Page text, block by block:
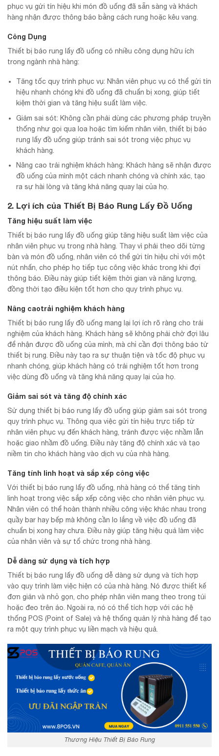
phục vụ gửi tín hiệu khi món đồ uống đã sẵn sàng và khách
hàng nhận được thông báo bằng cách rung hoặc kêu vang.
Công Dụng
Thiết bị báo rung lấy đồ uống có nhiều công dụng hữu ích
trong ngành nhà hàng:
Tăng tốc quy trình phục vụ: Nhân viên phục vụ có thể gửi tín
hiệu nhanh chóng khi đồ uống đã chuẩn bị xong, giúp tiết
kiệm thời gian và tăng hiệu suất làm việc.
Giảm sai sót: Không cần phải dùng các phương pháp truyền
thống như gọi qua loa hoặc tìm kiếm nhân viên, thiết bị báo
rung lấy đồ uống giúp tránh sai sót trong việc phục vụ
khách hàng.
Nâng cao trải nghiệm khách hàng: Khách hàng sẽ nhận được
đồ uống của mình một cách nhanh chóng và chính xác, tạo
ra sự hài lòng và tăng khả năng quay lại của họ.
2. Lợi ích của Thiết Bị Báo Rung Lấy Đồ Uống
Tăng hiệu suất làm việc
Thiết bị báo rung lấy đồ uống giúp tăng hiệu suất làm việc của
nhân viên phục vụ trong nhà hàng. Thay vì phải theo dõi từng
bàn và món đồ uống, nhân viên có thể gửi tín hiệu chỉ với một
nút nhấn, cho phép họ tiếp tục công việc khác trong khi đợi
thông báo. Điều này giúp tiết kiệm thời gian và năng lượng,
đồng thời tạo điều kiện tốt hơn cho quy trình phục vụ.
Nâng caotrải nghiệm khách hàng
Thiết bị báo rung lấy đồ uống mang lại lợi ích rõ ràng cho trải
nghiệm của khách hàng. Khách hàng sẽ không phải chờ đợi lâu
để nhận được đồ uống của mình, mà chỉ cần đợi thông báo từ
thiết bị rung. Điều này tạo ra sự thuận tiện và tốc độ phục vụ
nhanh chóng, giúp khách hàng có trải nghiệm tốt hơn trong
việc dùng đồ uống và tăng khả năng quay lại của họ.
Giảm sai sót và tăng độ chính xác
Sử dụng thiết bị báo rung lấy đồ uống giúp giảm sai sót trong
quy trình phục vụ. Thông qua việc gửi tín hiệu trực tiếp từ
nhân viên phục vụ đến khách hàng, tránh được việc nhầm lẫn
hoặc giao nhầm đồ uống. Điều này tăng độ chính xác và tạo
niềm tin cho khách hàng vào dịch vụ của nhà hàng.
Tăng tính linh hoạt và sắp xếp công việc
Với thiết bị báo rung lấy đồ uống, nhà hàng có thể tăng tính
linh hoạt trong việc sắp xếp công việc cho nhân viên phục vụ.
Nhân viên có thể hoàn thành nhiều công việc khác nhau trong
quầy bar hay bếp mà không cần lo lắng về việc đồ uống đã
chuẩn bị xong hay chưa. Điều này giúp tăng hiệu quả làm việc
của nhân viên và sự tổ chức trong nhà hàng.
Dễ dàng sử dụng và tích hợp
Thiết bị báo rung lấy đồ uống dễ dàng sử dụng và tích hợp
vào quy trình làm việc hiện có của nhà hàng. Nó được thiết kế
đơn giản và nhỏ gọn, cho phép nhân viên mang theo trong túi
hoặc đeo trên áo. Ngoài ra, nó có thể tích hợp với các hệ
thống POS (Point of Sale) và hệ thống quản lý nhà hàng để tạo
ra một quy trình phục vụ liền mạch và hiệu quả.
Thương Hiệu Thiết Bị Báo Rung